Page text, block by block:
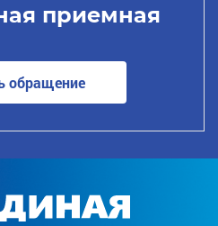
приемная
обращение